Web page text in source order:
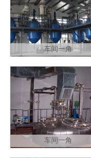
车间一角
车间一角